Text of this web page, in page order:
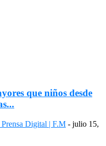
que niños desde
Digital | F.M - julio 15,